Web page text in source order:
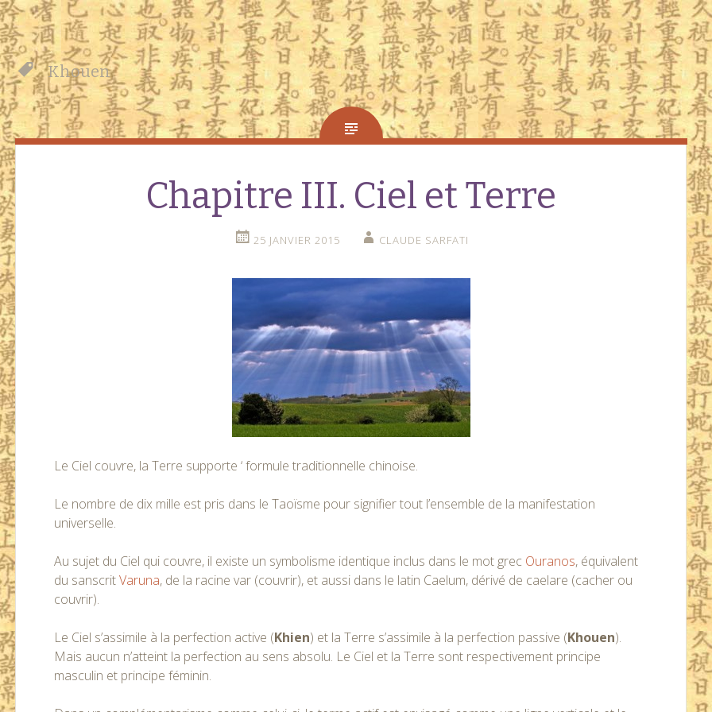
Khouen
Chapitre III. Ciel et Terre
25 JANVIER 2015 CLAUDE SARFATI
Le Ciel couvre, la Terre supporte ‘ formule traditionnelle chinoise.
Le nombre de dix mille est pris dans le Taoïsme pour signifier tout l’ensemble de la manifestation
universelle.
Au sujet du Ciel qui couvre, il existe un symbolisme identique inclus dans le mot grec Ouranos, équivalent
du sanscritVaruna, de la racine var (couvrir), et aussi dans le latin Caelum, dérivé de caelare (cacher ou
couvrir).
Le Ciel s’assimile à la perfection active (Khien) et la Terre s’assimile à la perfection passive (Khouen).
Mais aucun n’atteint la perfection au sens absolu. Le Ciel et la Terre sont respectivement principe
masculin et principe féminin.